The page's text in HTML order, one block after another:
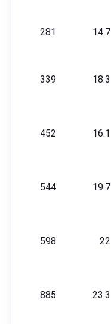
14.7
281
18.3
339
16.1
452
19.7
544
22
598
23.3
885